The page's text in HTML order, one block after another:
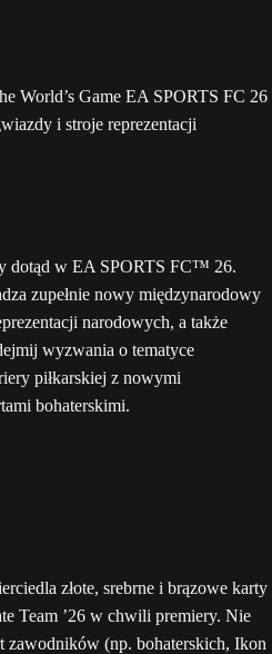
dotąd w EA SPORTS FC™ 26.
zupełnie nowy międzynarodowy
narodowych, a także
wyzwania o tematyce
piłkarskiej z nowymi
bohaterskimi.
złote, srebrne i brązowe karty
Team ’26 w chwili premiery. Nie
(np. bohaterskich, Ikon